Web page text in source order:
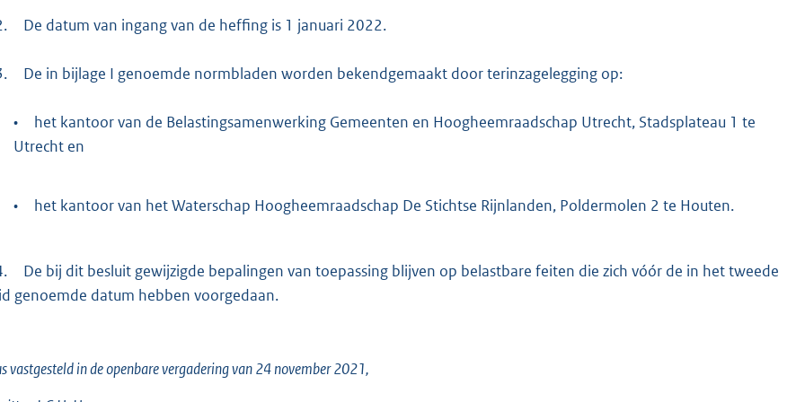
De datum van ingang van de heffing is 1 januari 2022.
De in bijlage I genoemde normbladen worden bekendgemaakt door terinzagelegging op:
•
het kantoor van de Belastingsamenwerking Gemeenten en Hoogheemraadschap Utrecht, Stadsplateau 1 te
Utrecht en
• het kantoor van het Waterschap Hoogheemraadschap De Stichtse Rijnlanden, Poldermolen 2 te Houten.
De bij dit besluit gewijzigde bepalingen van toepassing blijven op belastbare feiten die zich vóór de in het tweede
genoemde datum hebben voorgedaan.
vastgesteld in de openbare vergadering van 24 november 2021,